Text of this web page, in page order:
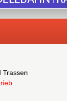
Trassen